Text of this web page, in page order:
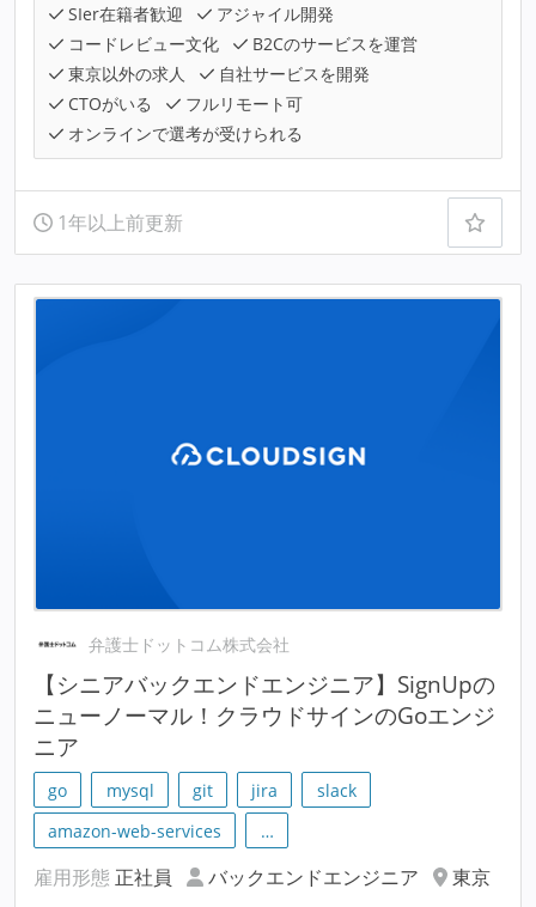
SIer在籍者歓迎
アジャイル開発
コードレビュー文化
B2Cのサービスを運営
東京以外の求人
自社サービスを開発
CTOがいる
フルリモート可
オンラインで選考が受けられる
1年以上前更新
弁護士ドットコム株式会社
【シニアバックエンドエンジニア】SignUpの
ニューノーマル！クラウドサインのGoエンジ
ニア
go mysql git jira
slack
amazon-web-services
…
雇用形態 正社員 バックエンドエンジニア
東京